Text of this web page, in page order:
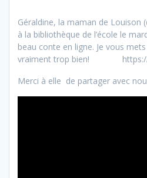
Géraldine, la maman de Louison
à la bibliothèque de l’école le
beau conte en ligne. Je vous mets
vraiment trop bien! https://
Merci à elle de partager avec